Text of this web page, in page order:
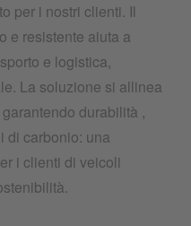
per i nostri clienti. Il
e resistente aiuta a
e logistica,
La soluzione si allinea
durabilità ,
di carbonio: una
i clienti di veicoli